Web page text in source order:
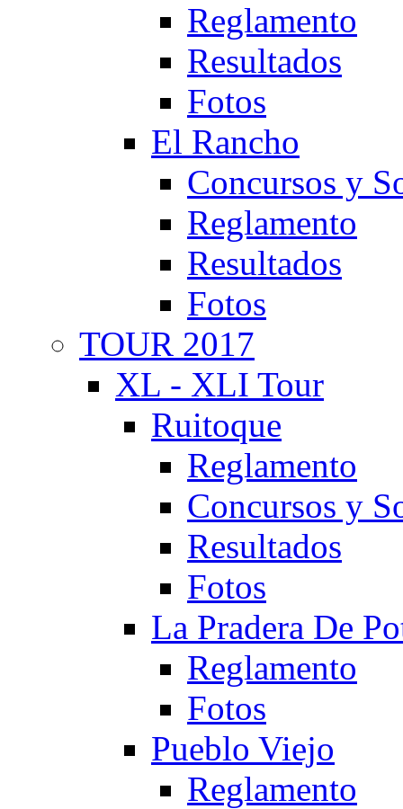
Reglamento
Resultados
Fotos
El Rancho
Concursos y
Reglamento
Resultados
Fotos
TOUR 2017
XL - XLI Tour
Ruitoque
Reglamento
Concursos y
Resultados
Fotos
La Pradera De
Reglamento
Fotos
Pueblo Viejo
Reglamento